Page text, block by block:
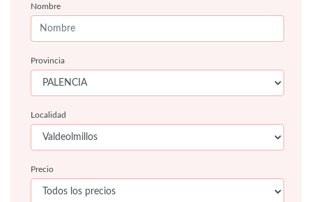
Nombre
Provincia
Localidad
Precio